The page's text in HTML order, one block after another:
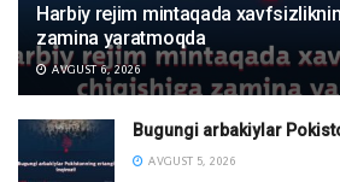
Harbiy rejim mintaqada
zamina yaratmoqda
AVGUST 6, 2026
Bugungi arbakiylar
AVGUST 5, 2026